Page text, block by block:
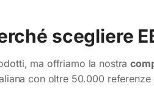
scegliere
ma offriamo la nostra
con oltre 50.000